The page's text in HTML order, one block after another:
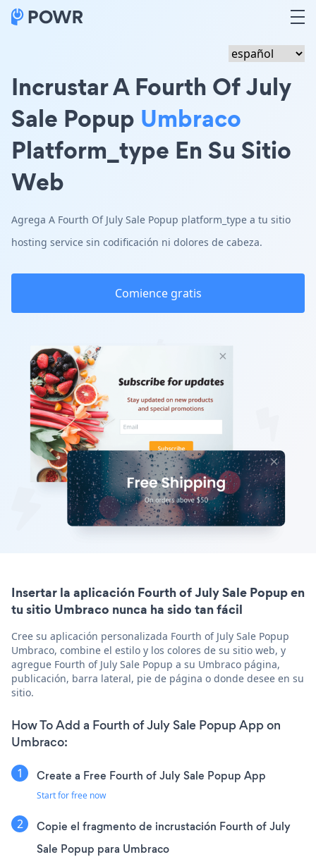
Incrustar A Fourth Of July
Sale Popup Umbraco
Platform_type En Su Sitio
Web
Agrega A Fourth Of July Sale Popup platform_type a tu sitio
hosting service sin codificación ni dolores de cabeza.
Comience gratis
Insertar la aplicación Fourth of July Sale Popup en
tu sitio Umbraco nunca ha sido tan fácil
Cree su aplicación personalizada Fourth of July Sale Popup
Umbraco, combine el estilo y los colores de su sitio web, y
agregue Fourth of July Sale Popup a su Umbraco página,
publicación, barra lateral, pie de página o donde desee en su
sitio.
How To Add a Fourth of July Sale Popup App on
Umbraco:
Create a Free Fourth of July Sale Popup App
Start for free now
Copie el fragmento de incrustación Fourth of July
Sale Popup para Umbraco